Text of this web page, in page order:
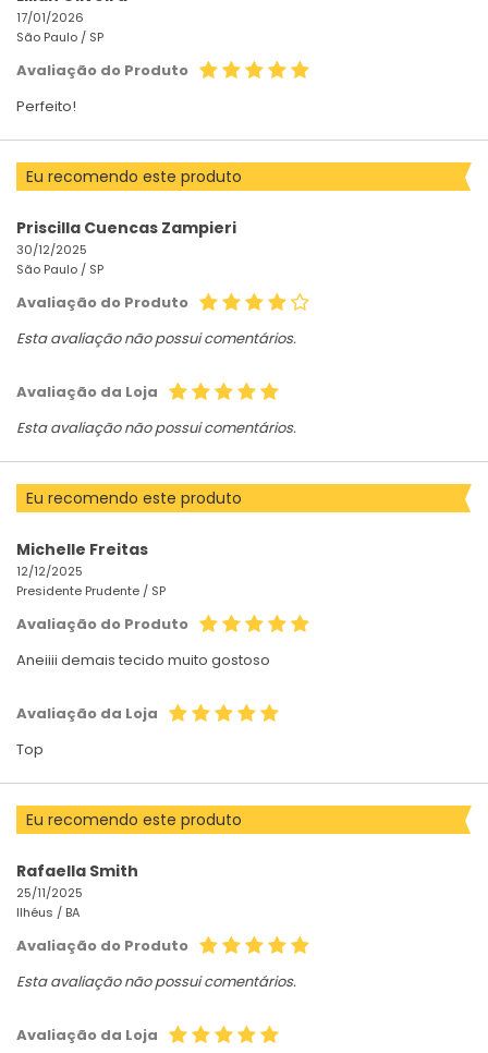
17/01/2026
São Paulo / SP
Avaliação do Produto
Perfeito!
Eu recomendo este produto
Priscilla Cuencas Zampieri
30/12/2025
São Paulo / SP
Avaliação do Produto
Esta avaliação não possui comentários.
Avaliação da Loja
Esta avaliação não possui comentários.
Eu recomendo este produto
Michelle Freitas
12/12/2025
Presidente Prudente / SP
Avaliação do Produto
Aneiiii demais tecido muito gostoso
Avaliação da Loja
Top
Eu recomendo este produto
Rafaella Smith
25/11/2025
Ilhéus / BA
Avaliação do Produto
Esta avaliação não possui comentários.
Avaliação da Loja